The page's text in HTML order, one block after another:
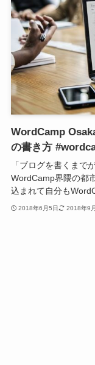
WordCamp
の書き方
「ブログを書くまで
WordCamp界隈の都
込まれて自分も
2018年6月5日 2018年9